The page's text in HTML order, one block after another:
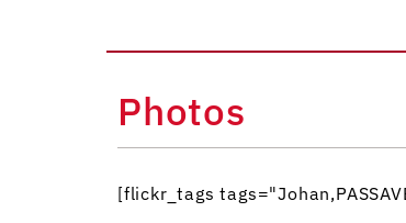
Photos
[flickr_tags